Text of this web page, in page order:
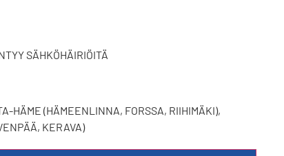
SÄHKÖHÄIRIÖITÄ
HÄME (HÄMEENLINNA, FORSSA, RIIHIMÄKI),
KERAVA)